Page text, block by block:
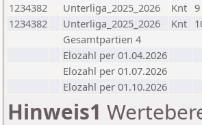
1234382
Unterliga_2025_2026 Knt 9
1234382
Unterliga_2025_2026 Knt
Gesamtpartien 4
Elozahl per 01.04.2026
Elozahl per 01.07.2026
Elozahl per 01.10.2026
Hinweis1